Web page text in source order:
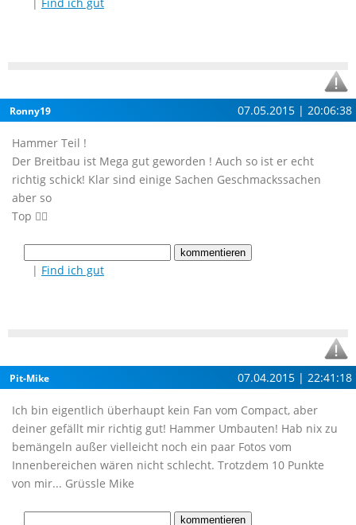
Ronny19 07.05.2015 | 20:06:38
Hammer Teil !
Der Breitbau ist Mega gut geworden ! Auch so ist er echt
richtig schick! Klar sind einige Sachen Geschmackssachen
aber so
Top 👍🏼
| Find ich gut
Pit-Mike 07.04.2015 | 22:41:18
Ich bin eigentlich überhaupt kein Fan vom Compact, aber
deiner gefällt mir richtig gut! Hammer Umbauten! Hab nix zu
bemängeln außer vielleicht noch ein paar Fotos vom
Innenbereichen wären nicht schlecht. Trotzdem 10 Punkte
von mir... Grüssle Mike